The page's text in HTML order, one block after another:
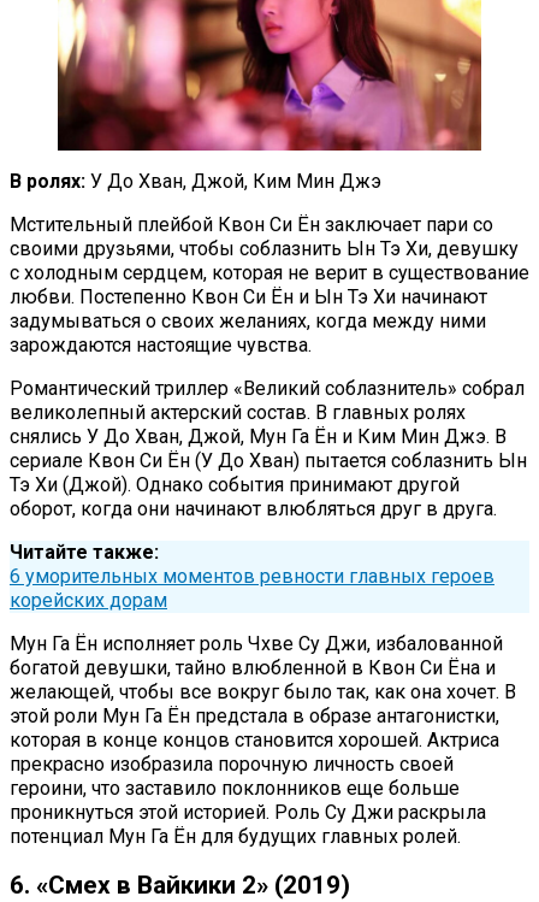
В ролях: У До Хван, Джой, Ким Мин Джэ
Мстительный плейбой Квон Си Ён заключает пари со
своими друзьями, чтобы соблазнить Ын Тэ Хи, девушку
с холодным сердцем, которая не верит в существование
любви. Постепенно Квон Си Ён и Ын Тэ Хи начинают
задумываться о своих желаниях, когда между ними
зарождаются настоящие чувства.
Романтический триллер «Великий соблазнитель» собрал
великолепный актерский состав. В главных ролях
снялись У До Хван, Джой, Мун Га Ён и Ким Мин Джэ. В
сериале Квон Си Ён (У До Хван) пытается соблазнить Ын
Тэ Хи (Джой). Однако события принимают другой
оборот, когда они начинают влюбляться друг в друга.
Читайте также:
6 уморительных моментов ревности главных героев
корейских дорам
Мун Га Ён исполняет роль Чхве Су Джи, избалованной
богатой девушки, тайно влюбленной в Квон Си Ёна и
желающей, чтобы все вокруг было так, как она хочет. В
этой роли Мун Га Ён предстала в образе антагонистки,
которая в конце концов становится хорошей. Актриса
прекрасно изобразила порочную личность своей
героини, что заставило поклонников еще больше
проникнуться этой историей. Роль Су Джи раскрыла
потенциал Мун Га Ён для будущих главных ролей.
6. «Смех в Вайкики 2» (2019)